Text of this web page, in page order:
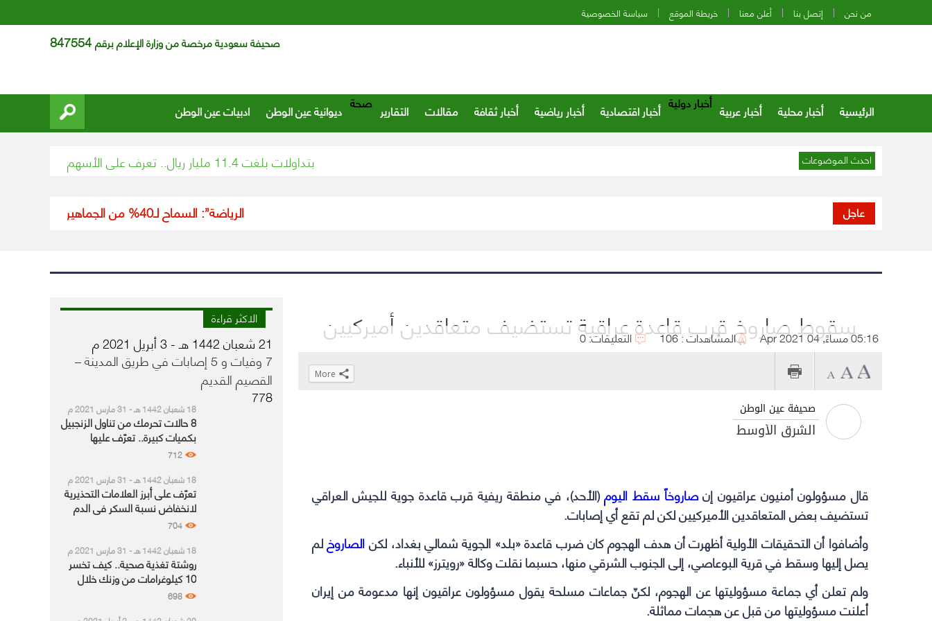
من نحن إتصل بنا أعلن معنا خريطة الموقع سياسة الخصوصية
صحيفة سعودية مرخصة من وزارة الإعلام برقم847554
الرئيسية أخبار محلية أخبار عربية أخبار دولية أخبار اقتصادية أخبار رياضية أخبار ثقافة مقالات التقارير صحة ديوانية عين الوطن ادبيات عين الوطن
احدث الموضوعات بتداولات بلغت 11.4 مليار ريال.. تعرف على الأسهم الأكثر ارتفاعاً وانخفاضاً في تداول اليوم
عاجل “الرياضة”: السماح لـ40% من الجماهير “المحصّنين” بحضور مباراة السعودية وفلسطين
سقوط صاروخ قرب قاعدة عراقية تستضيف متعاقدين أميركيين05:16 مساءً, 04 Apr 2021 المشاهدات : 106 التعليقات: 0
صحيفة عين الوطن
الشرق الأوسط
قال مسؤولون أمنيون عراقيون إنصاروخاً سقط اليوم(الأحد)، في منطقة ريفية قرب قاعدة جوية للجيش العراقي
تستضيف بعض المتعاقدين الأميركيين لكن لم تقع أي إصابات.
وأضافوا أن التحقيقات الأولية أظهرت أن هدف الهجوم كان ضرب قاعدة «بلد» الجوية شمالي بغداد، لكنالصاروخلم
يصل إليها وسقط في قرية البوعاصي، إلى الجنوب الشرقي منها، حسبما نقلت وكالة «رويترز» للأنباء.
ولم تعلن أي جماعة مسؤوليتها عن الهجوم، لكنّ جماعات مسلحة يقول مسؤولون عراقيون إنها مدعومة من إيران
أعلنت مسؤوليتها من قبل عن هجمات مماثلة.
in
window)
in
window)
Click
in
window)
Click
in
window)
More
الاكثر قراءة
21 شعبان 1442 هـ - 3 أبريل 2021 م
7 وفيات و 5 إصابات في طريق المدينة –
القصيم القديم
778
18 شعبان 1442 هـ - 31 مارس 2021 م
8 حالات تحرمك من تناول الزنجبيل
بكميات كبيرة.. تعرّف عليها
712
18 شعبان 1442 هـ - 31 مارس 2021 م
تعرّف على أبرز العلامات التحذيرية
لانخفاض نسبة السكر في الدم
704
18 شعبان 1442 هـ - 31 مارس 2021 م
روشتة تغذية صحية.. كيف تخسر
10 كيلوغرامات من وزنك خلال
شهر رمضان؟
698